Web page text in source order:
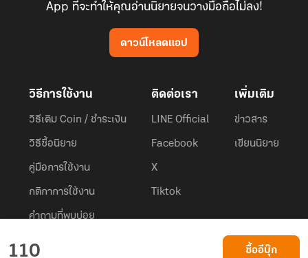
110 ซื้ออีบุ๊ก
App ที่จะทำให้คุณอ่านนิยายจนวางมือถือไม่ลง!
ดาวน์โหลดแอป
วิธีการใช้งาน
วิธีเติม Coin / ชำระเงิน
วิธีซื้อนิยาย
คู่มือการใช้งาน
กติกาการใช้งาน
คำถามที่พบบ่อย
ติดต่อเรา
LINE Official
Facebook
X
Tiktok
เพิ่มเติม
ข่าวสาร
เขียนนิยาย
Dek-D.com ใช้คุกกี้เพื่อพัฒนาประสบการณ์ของ ผู้ใช้ให้ดียิ่งขึ้น
ยอมรับ